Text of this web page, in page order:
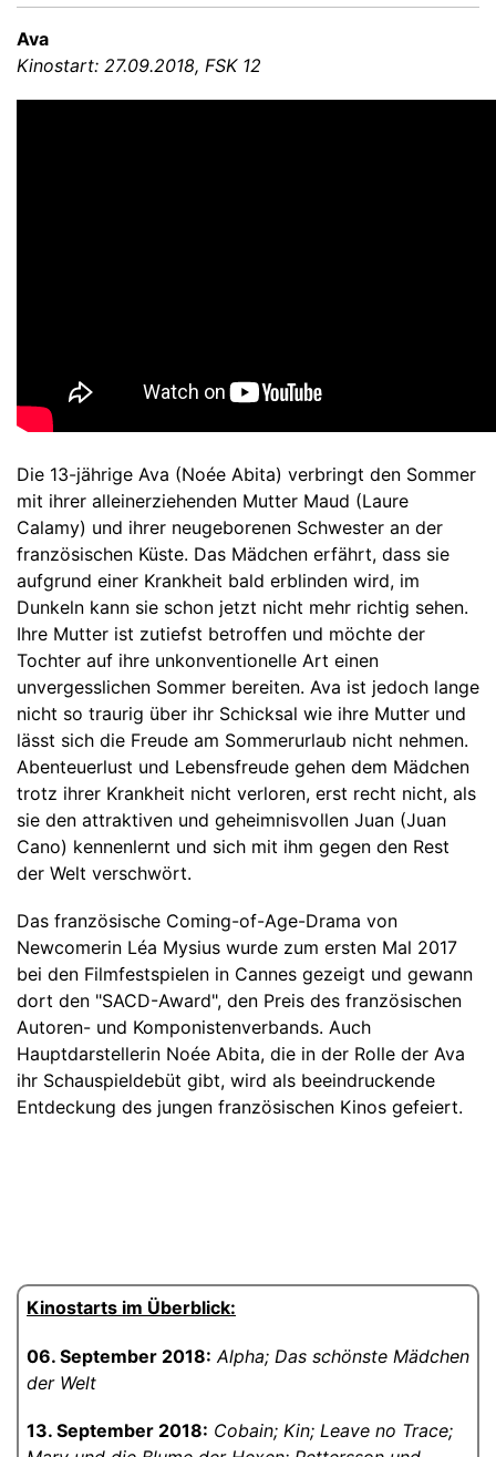
Ava
Kinostart: 27.09.2018, FSK 12
Die 13-jährige Ava (Noée Abita) verbringt den Sommer
mit ihrer alleinerziehenden Mutter Maud (Laure
Calamy) und ihrer neugeborenen Schwester an der
französischen Küste. Das Mädchen erfährt, dass sie
aufgrund einer Krankheit bald erblinden wird, im
Dunkeln kann sie schon jetzt nicht mehr richtig sehen.
Ihre Mutter ist zutiefst betroffen und möchte der
Tochter auf ihre unkonventionelle Art einen
unvergesslichen Sommer bereiten. Ava ist jedoch lange
nicht so traurig über ihr Schicksal wie ihre Mutter und
lässt sich die Freude am Sommerurlaub nicht nehmen.
Abenteuerlust und Lebensfreude gehen dem Mädchen
trotz ihrer Krankheit nicht verloren, erst recht nicht, als
sie den attraktiven und geheimnisvollen Juan (Juan
Cano) kennenlernt und sich mit ihm gegen den Rest
der Welt verschwört.
Das französische Coming-of-Age-Drama von
Newcomerin Léa Mysius wurde zum ersten Mal 2017
bei den Filmfestspielen in Cannes gezeigt und gewann
dort den "SACD-Award", den Preis des französischen
Autoren- und Komponistenverbands. Auch
Hauptdarstellerin Noée Abita, die in der Rolle der Ava
ihr Schauspieldebüt gibt, wird als beeindruckende
Entdeckung des jungen französischen Kinos gefeiert.
Kinostarts im Überblick:
06. September 2018: Alpha; Das schönste Mädchen
der Welt
13. September 2018: Cobain; Kin; Leave no Trace;